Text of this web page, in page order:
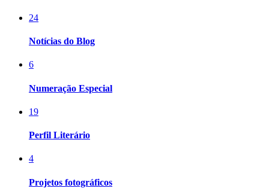
24
Notícias do Blog
6
Numeração Especial
19
Perfil Literário
4
Projetos fotográficos